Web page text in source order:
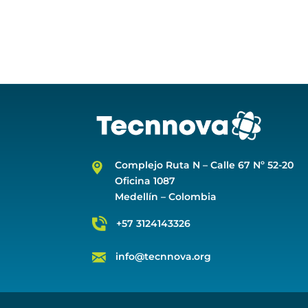
Complejo Ruta N – Calle 67 Nº 52-20
Oficina 1087
Medellín – Colombia
+57 3124143326
info@tecnnova.org